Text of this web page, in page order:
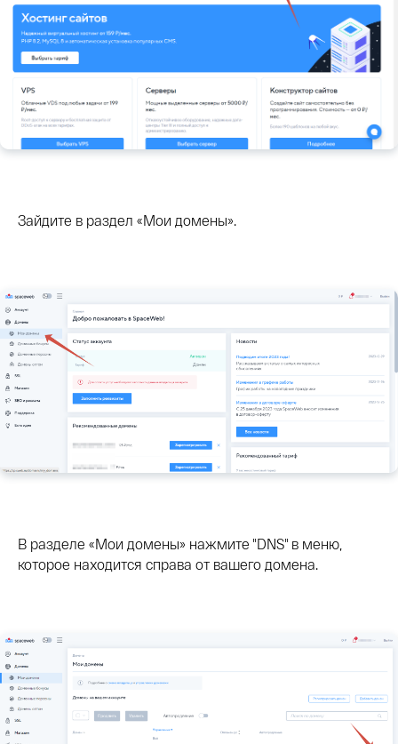
Зайдите в раздел «Мои домены».
В разделе «Мои домены» нажмите "DNS" в меню,
которое находится справа от вашего домена.